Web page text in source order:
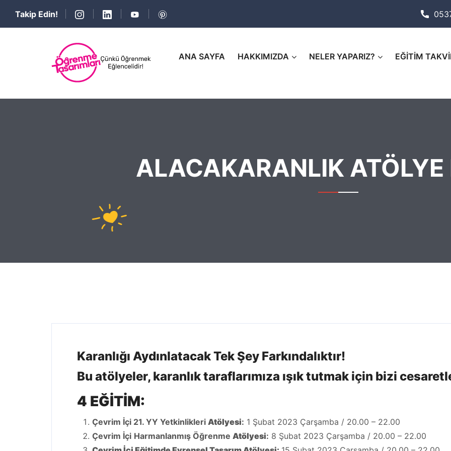
Takip Edin!
ANA SAYFA HAKKIMIZDA NELER YAPARIZ? EĞİTİM
ALACAKARANLIK ATÖLYE
Karanlığı Aydınlatacak Tek Şey Farkındalıktır!
Bu atölyeler, karanlık taraflarımıza ışık tutmak için bizi
4 EĞİTİM:
Çevrim İçi 21. YY Yetkinlikleri Atölyesi: 1 Şubat 2023 Çarşamba / 20.00 – 22.00
Çevrim İçi Harmanlanmış Öğrenme Atölyesi: 8 Şubat 2023 Çarşamba / 20.00 – 22.00